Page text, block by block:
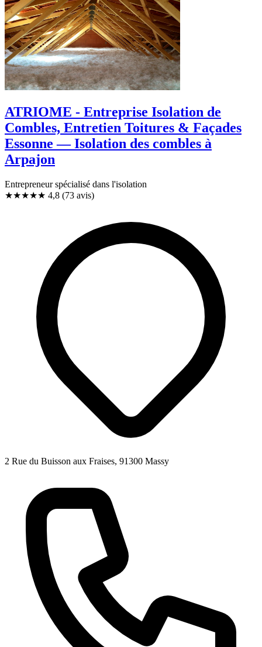
ATRIOME - Entreprise Isolation de
Combles, Entretien Toitures & Façades
Essonne — Isolation des combles à
Arpajon
Entrepreneur spécialisé dans l'isolation
★★★★★ 4,8 (73 avis)
2 Rue du Buisson aux Fraises, 91300 Massy